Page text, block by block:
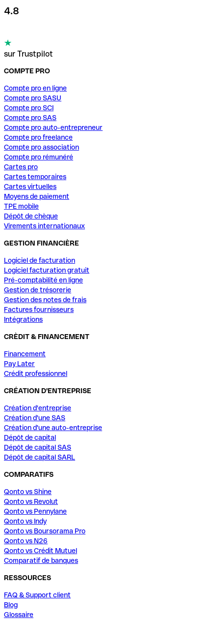
4.8
sur Trustpilot
COMPTE PRO
Compte pro en ligne
Compte pro SASU
Compte pro SCI
Compte pro SAS
Compte pro auto-entrepreneur
Compte pro freelance
Compte pro association
Compte pro rémunéré
Cartes pro
Cartes temporaires
Cartes virtuelles
Moyens de paiement
TPE mobile
Dépôt de chèque
Virements internationaux
GESTION FINANCIÈRE
Logiciel de facturation
Logiciel facturation gratuit
Pré-comptabilité en ligne
Gestion de trésorerie
Gestion des notes de frais
Factures fournisseurs
Intégrations
CRÈDIT & FINANCEMENT
Financement
Pay Later
Crédit professionnel
CRÉATION D'ENTREPRISE
Création d'entreprise
Création d'une SAS
Création d'une auto-entreprise
Dépôt de capital
Dépôt de capital SAS
Dépôt de capital SARL
COMPARATIFS
Qonto vs Shine
Qonto vs Revolut
Qonto vs Pennylane
Qonto vs Indy
Qonto vs Boursorama Pro
Qonto vs N26
Qonto vs Crédit Mutuel
Comparatif de banques
RESSOURCES
FAQ & Support client
Blog
Glossaire